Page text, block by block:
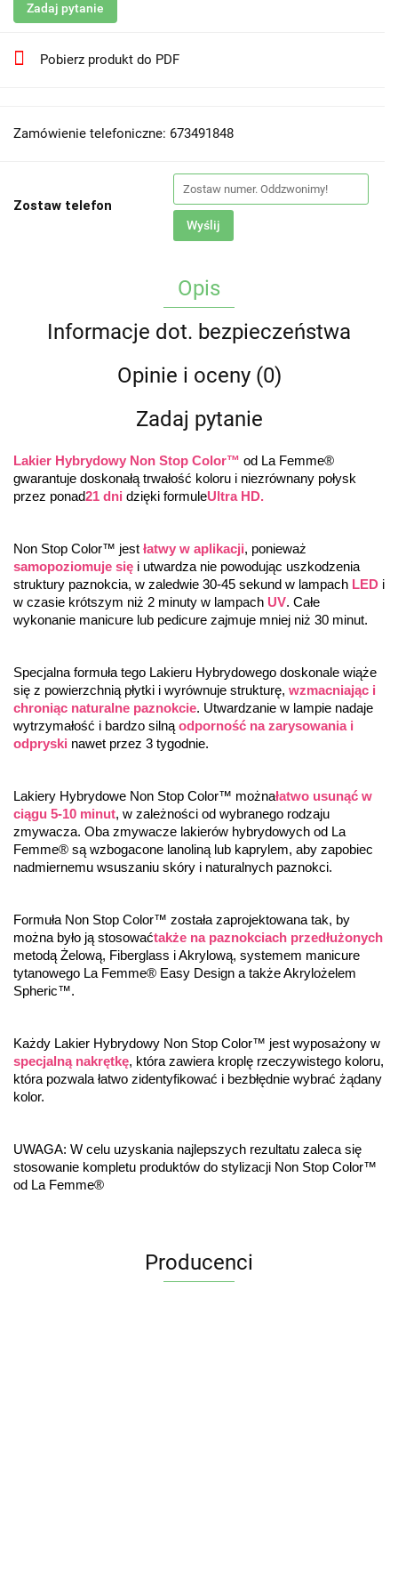
Zadaj pytanie
Pobierz produkt do PDF
Zamówienie telefoniczne: 673491848
Zostaw telefon
Wyślij
Opis
Informacje dot. bezpieczeństwa
Opinie i oceny (0)
Zadaj pytanie
Lakier Hybrydowy Non Stop Color™ od La Femme®
gwarantuje doskonałą trwałość koloru i niezrównany połysk
przez ponad21 dni dzięki formuleUltra HD.
Non Stop Color™ jest łatwy w aplikacji
samopoziomuje się i utwardza nie powodując uszkodzenia
struktury paznokcia, w zaledwie 30-45 sekund w lampach LED i
w czasie krótszym niż 2 minuty w lampach UV. Całe
wykonanie manicure lub pedicure zajmuje mniej niż 30 minut.
Specjalna formuła tego Lakieru Hybrydowego doskonale wiąże
się z powierzchnią płytki i wyrównuje strukturę, wzmacniając i
chroniąc naturalne paznokcie. Utwardzanie w lampie nadaje
wytrzymałość i bardzo silną odporność na zarysowania i
odpryski nawet przez 3 tygodnie.
Lakiery Hybrydowe Non Stop Color™ możnałatwo usunąć w
ciągu 5-10 minut, w zależności od wybranego rodzaju
zmywacza. Oba zmywacze lakierów hybrydowych od La
Femme® są wzbogacone lanoliną lub kaprylem, aby zapobiec
nadmiernemu wsuszaniu skóry i naturalnych paznokci.
Formuła Non Stop Color™ została zaprojektowana tak, by
można było ją stosowaćtakże na paznokciach przedłużonych
metodą Żelową, Fiberglass i Akrylową, systemem manicure
tytanowego La Femme® Easy Design a także Akrylożelem
Spheric™.
specjalną nakrętkę, która zawiera kroplę rzeczywistego koloru,
która pozwala łatwo zidentyfikować i bezbłędnie wybrać żądany
kolor.
UWAGA: W celu uzyskania najlepszych rezultatu zaleca się
stosowanie kompletu produktów do stylizacji Non Stop Color™
od La Femme®
Producenci